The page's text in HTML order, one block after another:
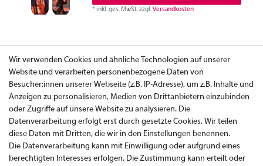
*inkl. ges. MwSt.zzgl.Versandkosten
Wir verwenden Cookies und ähnliche Technologien auf unserer
Website und verarbeiten personenbezogene Daten von
Besucher:innen unserer Webseite (z.B. IP-Adresse), um z.B. Inhalte und
Anzeigen zu personalisieren, Medien von Drittanbietern einzubinden
oder Zugriffe auf unsere Website zu analysieren. Die
Datenverarbeitung erfolgt erst durch gesetzte Cookies. Wir teilen
diese Daten mit Dritten, die wir in den Einstellungen benennen.
Die Datenverarbeitung kann mit Einwilligung oder aufgrund eines
berechtigten Interesses erfolgen. Die Zustimmung kann erteilt oder